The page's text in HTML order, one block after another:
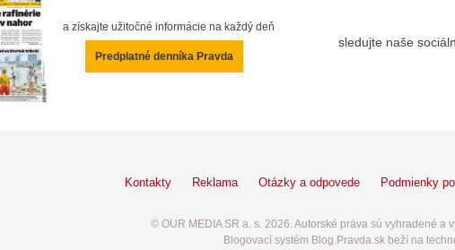
a získajte užitočné informácie na každý deň
Predplatné denníka Pravda
sledujte naše
Kontakty Reklama Otázky a odpovede Podmienky
© OUR MEDIA SR a. s. 2026. Autorské práva sú vyhradené a
Blogovací systém Blog.Pravda.sk beží na